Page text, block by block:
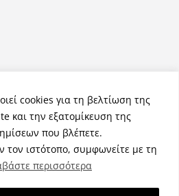
cookies για τη βελτίωση της
και την εξατομίκευση της
που βλέπετε.
τον ιστότοπο, συμφωνείτε με τη
περισσότερα
© 2026NemeaPress. Τα πνευματικά
προστατεύονται.
Κατασκευασμένο με